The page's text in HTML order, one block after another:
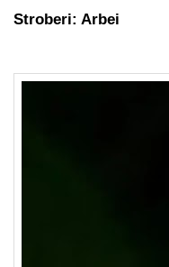
Stroberi: Arbei